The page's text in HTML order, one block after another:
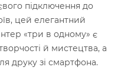
підключення до
цей елегантний
«три в одному» є
й мистецтва, а
друку зі смартфона.